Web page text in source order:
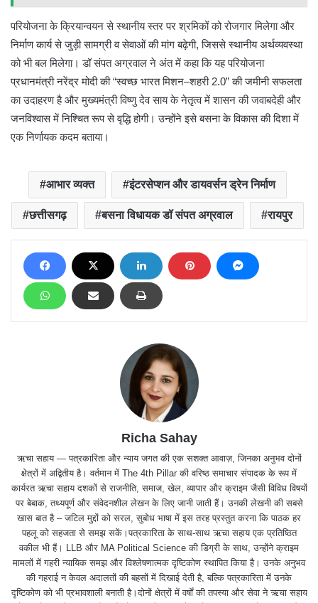
परियोजना के क्रियान्वयन से स्थानीय स्तर पर श्रमिकों को रोजगार मिलेगा और
निर्माण कार्य से जुड़ी सामग्री व सेवाओं की मांग बढ़ेगी, जिससे स्थानीय अर्थव्यवस्था
को भी बल मिलेगा। डॉ संपत अग्रवाल ने अंत में कहा कि यह परियोजना
प्रधानमंत्री नरेंद्र मोदी की “स्वच्छ भारत मिशन–शहरी 2.0” की जमीनी सफलता
का उदाहरण है और मुख्यमंत्री विष्णु देव साय के नेतृत्व में शासन की जवाबदेही और
जनविश्वास में निश्चित रूप से वृद्धि होगी। उन्होंने इसे बसना के विकास की दिशा में
एक निर्णायक कदम बताया।
आभार व्यक्त इंटरसेप्शन और डायवर्सन ड्रेन निर्माण
छत्तीसगढ़ बसना विधायक डॉ संपत अग्रवाल रायपुर
Richa Sahay
ऋचा सहाय — पत्रकारिता और न्याय जगत की एक सशक्त आवाज़, जिनका अनुभव दोनों
क्षेत्रों में अद्वितीय है। वर्तमान में The 4th Pillar की वरिष्ठ समाचार संपादक के रूप में
कार्यरत ऋचा सहाय दशकों से राजनीति, समाज, खेल, व्यापार और क्राइम जैसी विविध विषयों
पर बेबाक, तथ्यपूर्ण और संवेदनशील लेखन के लिए जानी जाती हैं। उनकी लेखनी की सबसे
खास बात है – जटिल मुद्दों को सरल, सुबोध भाषा में इस तरह प्रस्तुत करना कि पाठक हर
पहलू को सहजता से समझ सकें।पत्रकारिता के साथ-साथ ऋचा सहाय एक प्रतिष्ठित
वकील भी हैं। LLB और MA Political Science की डिग्री के साथ, उन्होंने क्राइम
मामलों में गहरी न्यायिक समझ और विश्लेषणात्मक दृष्टिकोण स्थापित किया है। उनके अनुभव
की गहराई न केवल अदालतों की बहसों में दिखाई देती है, बल्कि पत्रकारिता में उनके
दृष्टिकोण को भी प्रभावशाली बनाती है।दोनों क्षेत्रों में वर्षों की तपस्या और सेवा ने ऋचा सहाय